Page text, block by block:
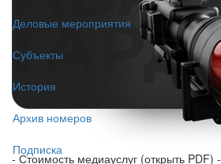
Деловые мероприятия
Субъекты
История
Архив номеров
Подписка
- Стоимость медиауслуг (открыть PDF) -